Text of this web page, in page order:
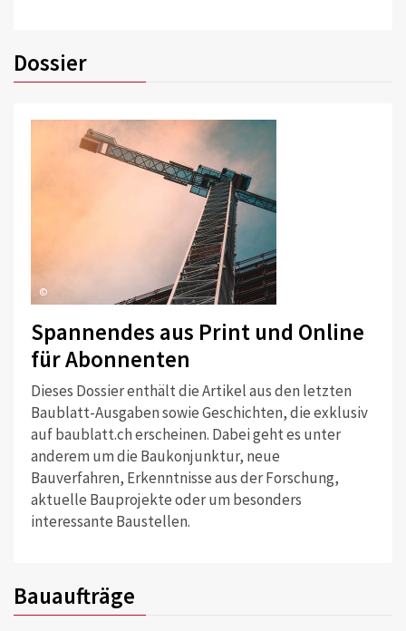
Dossier
©
Spannendes aus Print und Online
für Abonnenten
Dieses Dossier enthält die Artikel aus den letzten
Baublatt-Ausgaben sowie Geschichten, die exklusiv
auf baublatt.ch erscheinen. Dabei geht es unter
anderem um die Baukonjunktur, neue
Bauverfahren, Erkenntnisse aus der Forschung,
aktuelle Bauprojekte oder um besonders
interessante Baustellen.
Bauaufträge